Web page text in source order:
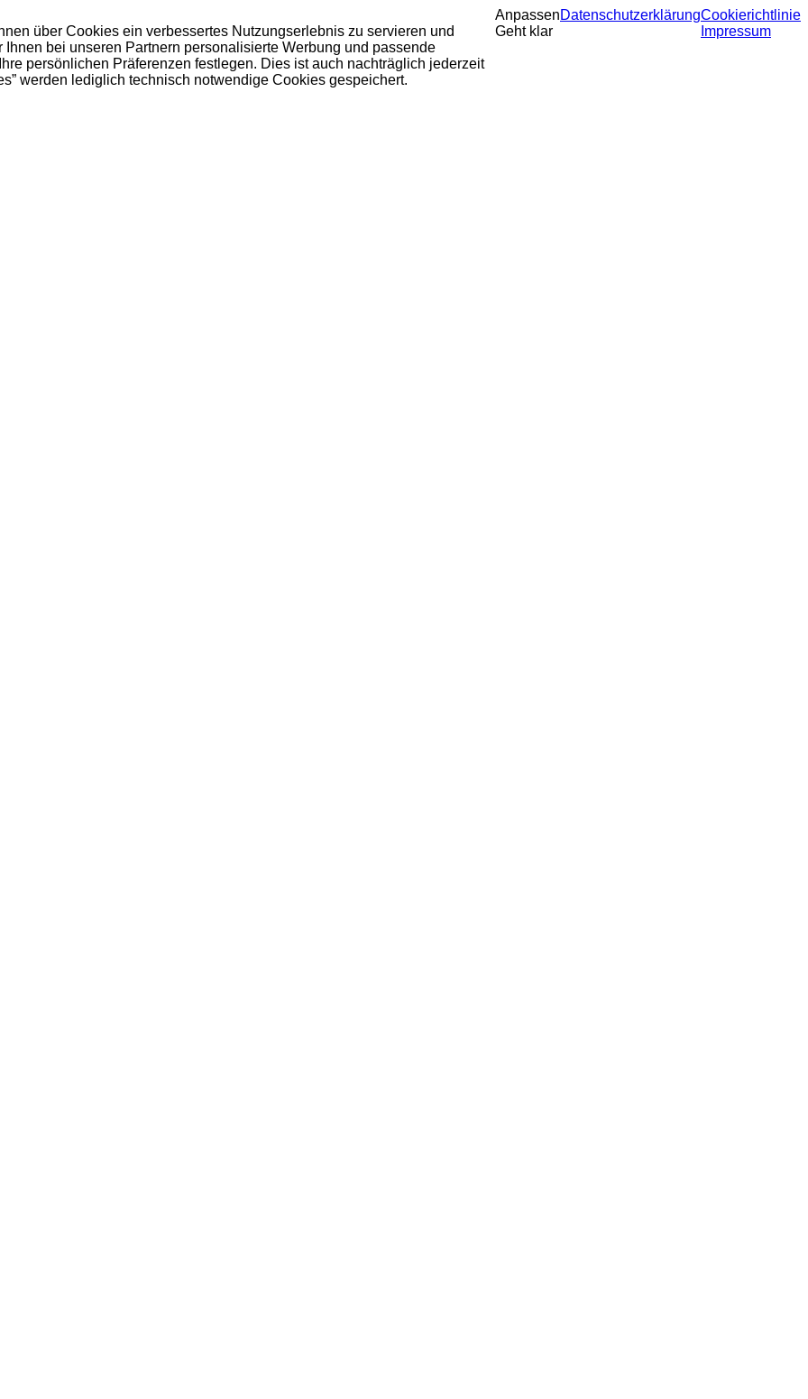
über Cookies ein verbessertes Nutzungserlebnis zu servieren und
bei unseren Partnern personalisierte Werbung und passende
persönlichen Präferenzen festlegen. Dies ist auch nachträglich jederzeit
werden lediglich technisch notwendige Cookies gespeichert.
Anpassen
Geht klar
DatenschutzerklärungCookierichtlinie
Impressum